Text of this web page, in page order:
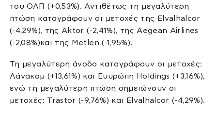
του ΟΛΠ (+0,53%). Αντιθέτως τη μεγαλύτερη
πτώση καταγράφουν οι μετοχές της Elvalhalcor
(-4,29%), της Aktor (-2,41%), της Aegean Airlines
(-2,08%)και της Metlen (-1,95%).
Τη μεγαλύτερη άνοδο καταγράφουν οι μετοχές:
Λάνακαμ (+13,61%) και Ευυρώπη Holdings (+3,16%),
ενώ τη μεγαλύτερη πτώση σημειώνουν οι
μετοχές: Trastor (-9,76%) και Elvalhalcor (-4,29%).